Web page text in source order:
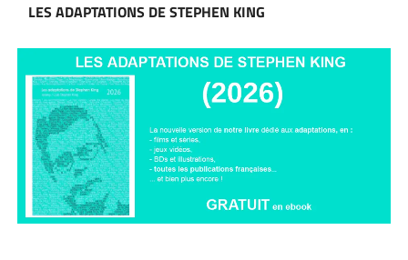
LES ADAPTATIONS DE STEPHEN KING